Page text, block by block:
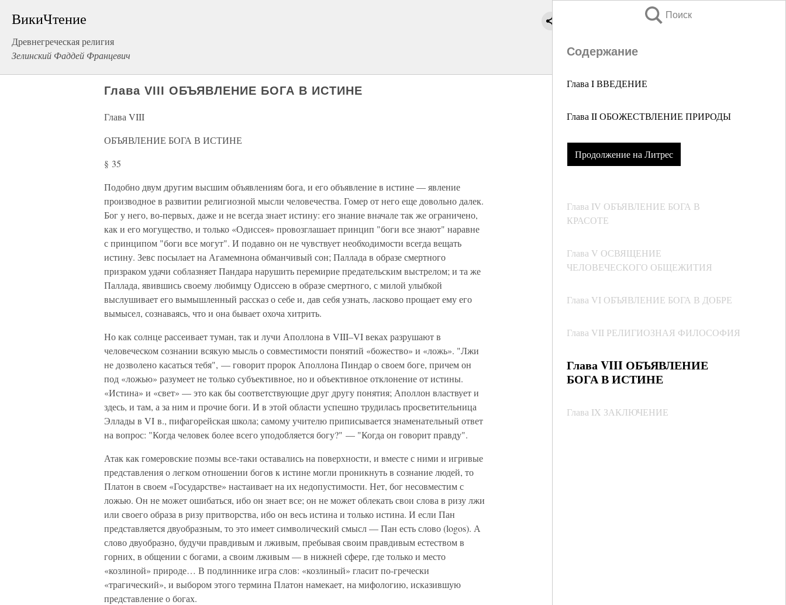
ВикиЧтение
Древнегреческая религия
Зелинский Фаддей Францевич
Поиск
Содержание
Глава I ВВЕДЕНИЕ
Глава II ОБОЖЕСТВЛЕНИЕ ПРИРОДЫ
Продолжение на Литрес
Глава IV ОБЪЯВЛЕНИЕ БОГА В
КРАСОТЕ
Глава V ОСВЯЩЕНИЕ
ЧЕЛОВЕЧЕСКОГО ОБЩЕЖИТИЯ
Глава VI ОБЪЯВЛЕНИЕ БОГА В ДОБРЕ
Глава VII РЕЛИГИОЗНАЯ ФИЛОСОФИЯ
Глава VIII ОБЪЯВЛЕНИЕ
БОГА В ИСТИНЕ
Глава IX ЗАКЛЮЧЕНИЕ
Глава VIII ОБЪЯВЛЕНИЕ БОГА В ИСТИНЕ
Глава VIII
ОБЪЯВЛЕНИЕ БОГА В ИСТИНЕ
§ 35
Подобно двум другим высшим объявлениям бога, и его объявление в истине — явление
производное в развитии религиозной мысли человечества. Гомер от него еще довольно далек.
Бог у него, во-первых, даже и не всегда знает истину: его знание вначале так же ограничено,
как и его могущество, и только «Одиссея» провозглашает принцип "боги все знают" наравне
с принципом "боги все могут". И подавно он не чувствует необходимости всегда вещать
истину. Зевс посылает на Агамемнона обманчивый сон; Паллада в образе смертного
призраком удачи соблазняет Пандара нарушить перемирие предательским выстрелом; и та же
Паллада, явившись своему любимцу Одиссею в образе смертного, с милой улыбкой
выслушивает его вымышленный рассказ о себе и, дав себя узнать, ласково прощает ему его
вымысел, сознаваясь, что и она бывает охоча хитрить.
Но как солнце рассеивает туман, так и лучи Аполлона в VIII–VI веках разрушают в
человеческом сознании всякую мысль о совместимости понятий «божество» и «ложь». "Лжи
не дозволено касаться тебя", — говорит пророк Аполлона Пиндар о своем боге, причем он
под «ложью» разумеет не только субъективное, но и объективное отклонение от истины.
«Истина» и «свет» — это как бы соответствующие друг другу понятия; Аполлон властвует и
здесь, и там, а за ним и прочие боги. И в этой области успешно трудилась просветительница
Эллады в VI в., пифагорейская школа; самому учителю приписывается знаменательный ответ
на вопрос: "Когда человек более всего уподобляется богу?" — "Когда он говорит правду".
Атак как гомеровские поэмы все-таки оставались на поверхности, и вместе с ними и игривые
представления о легком отношении богов к истине могли проникнуть в сознание людей, то
Платон в своем «Государстве» настаивает на их недопустимости. Нет, бог несовместим с
ложью. Он не может ошибаться, ибо он знает все; он не может облекать свои слова в ризу лжи
или своего образа в ризу притворства, ибо он весь истина и только истина. И если Пан
представляется двуобразным, то это имеет символический смысл — Пан есть слово (logos). А
слово двуобразно, будучи правдивым и лживым, пребывая своим правдивым естеством в
горних, в общении с богами, а своим лживым — в нижней сфере, где только и место
«козлиной» природе… В подлиннике игра слов: «козлиный» гласит по-гречески
«трагический», и выбором этого термина Платон намекает, на мифологию, исказившую
представление о богах.